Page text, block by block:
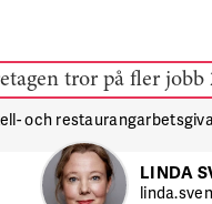
och
LINDA